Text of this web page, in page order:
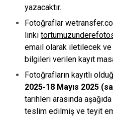
yazacaktır.
Fotoğraflar
linki
email olarak iletilecek
bilgileri verilen kayıt
Fotoğrafların kayıtlı
2025-18 Mayıs 2025
tarihleri arasında
teslim edilmiş ve teyit